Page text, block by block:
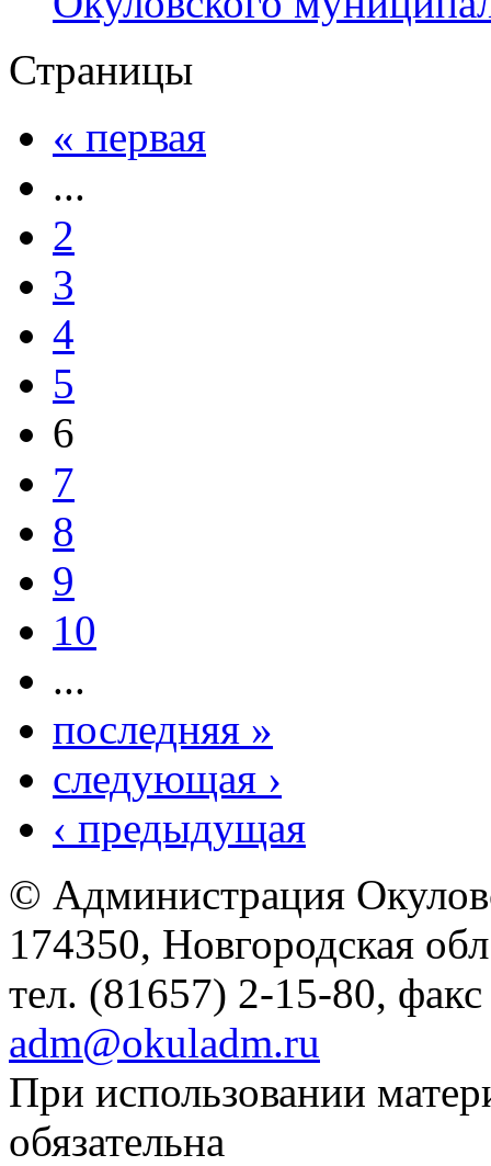
Страницы
« первая
...
2
3
4
5
6
7
8
9
10
...
последняя »
следующая ›
‹ предыдущая
© Администрация
174350, Новгородская
тел. (81657) 2-15-80,
adm@okuladm.ru
При использовании
обязательна